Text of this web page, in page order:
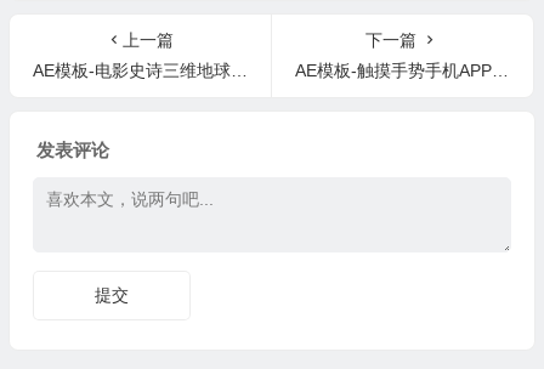
上一篇
AE模板-电影史诗三维地球宇宙文字标题动画片头 Earth Titles
下一篇
AE模板-触摸手势手机APP展示片头动画 App Promo Toolkit
发表评论